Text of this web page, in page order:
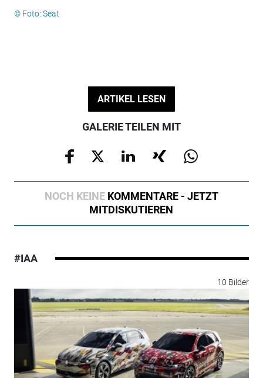
© Foto: Seat
ARTIKEL LESEN
GALERIE TEILEN MIT
NOCH KEINE KOMMENTARE - JETZT
MITDISKUTIEREN
#IAA
10 Bilder